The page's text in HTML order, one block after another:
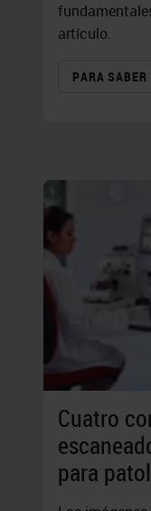
artículo.
PARA SABER
Cuatro
para